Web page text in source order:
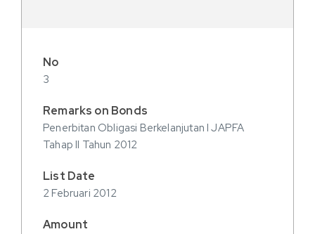
3
Penerbitan Obligasi Berkelanjutan I JAPFA
Tahap II Tahun 2012
2 Februari 2012